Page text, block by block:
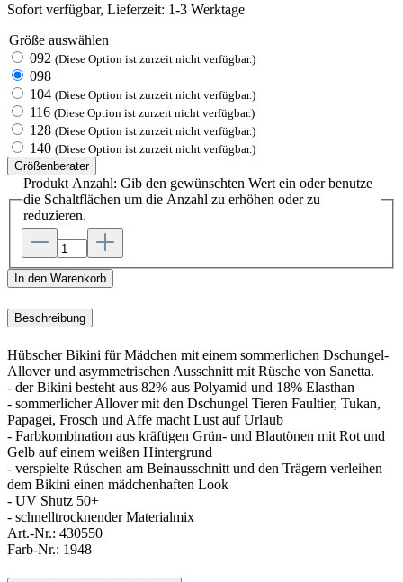
Sofort verfügbar, Lieferzeit: 1-3 Werktage
Größe auswählen
092 (Diese Option ist zurzeit nicht verfügbar.)
098
104 (Diese Option ist zurzeit nicht verfügbar.)
116 (Diese Option ist zurzeit nicht verfügbar.)
128 (Diese Option ist zurzeit nicht verfügbar.)
140 (Diese Option ist zurzeit nicht verfügbar.)
Größenberater
Produkt Anzahl: Gib den gewünschten Wert ein oder benutze
die Schaltflächen um die Anzahl zu erhöhen oder zu
reduzieren.
In den Warenkorb
Beschreibung
Hübscher Bikini für Mädchen mit einem sommerlichen Dschungel-
Allover und asymmetrischen Ausschnitt mit Rüsche von Sanetta.
- der Bikini besteht aus 82% aus Polyamid und 18% Elasthan
- sommerlicher Allover mit den Dschungel Tieren Faultier, Tukan,
Papagei, Frosch und Affe macht Lust auf Urlaub
- Farbkombination aus kräftigen Grün- und Blautönen mit Rot und
Gelb auf einem weißen Hintergrund
- verspielte Rüschen am Beinausschnitt und den Trägern verleihen
dem Bikini einen mädchenhaften Look
- UV Shutz 50+
- schnelltrocknender Materialmix
Art.-Nr.: 430550
Farb-Nr.: 1948